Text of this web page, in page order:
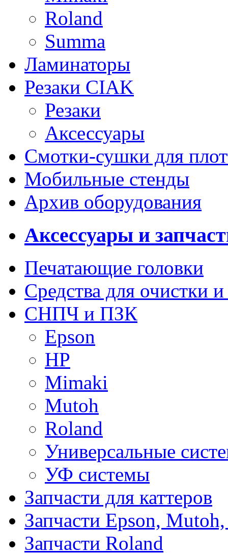
Roland
Summa
Ламинаторы
Резаки CIAK
Резаки
Аксессуары
Смотки-сушки для
Мобильные стенды
Архив оборудования
Аксессуары и
Печатающие головки
Средства для очистки
СНПЧ и ПЗК
Epson
HP
Mimaki
Mutoh
Roland
Универсальные
УФ системы
Запчасти для каттеров
Запчасти Epson,
Запчасти Roland